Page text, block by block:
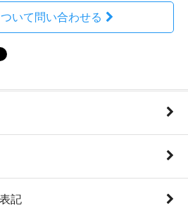
いて問い合わせる
記